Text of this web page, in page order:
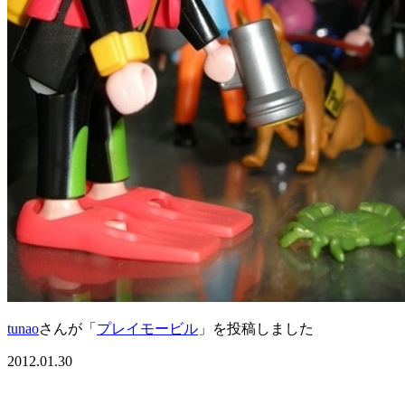
tunaoさんが「 プレイモービル 」を投稿しました
2012.01.30